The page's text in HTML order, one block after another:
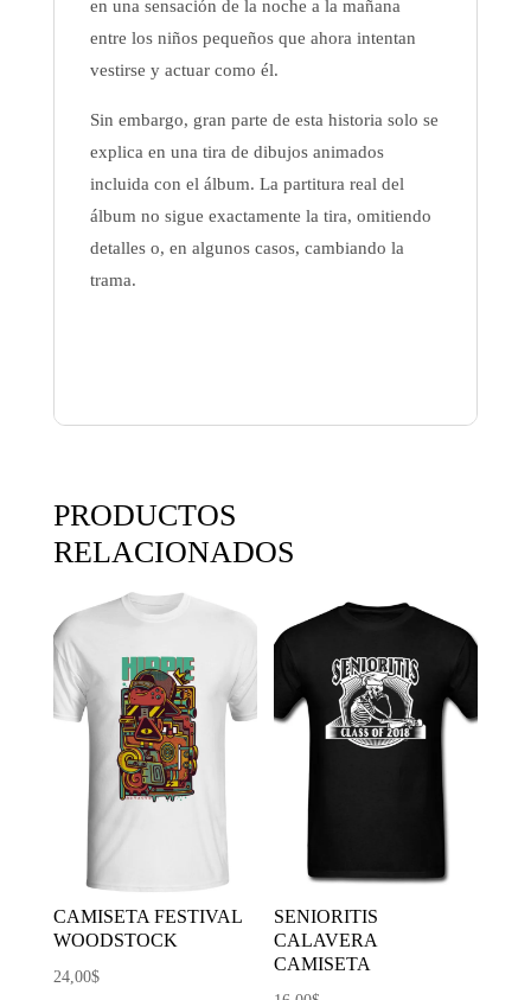
en una sensación de la noche a la mañana
entre los niños pequeños que ahora intentan
vestirse y actuar como él.
Sin embargo, gran parte de esta historia solo se
explica en una tira de dibujos animados
incluida con el álbum. La partitura real del
álbum no sigue exactamente la tira, omitiendo
detalles o, en algunos casos, cambiando la
trama.
PRODUCTOS
RELACIONADOS
CAMISETA FESTIVAL
WOODSTOCK
24,00$
SENIORITIS
CALAVERA
CAMISETA